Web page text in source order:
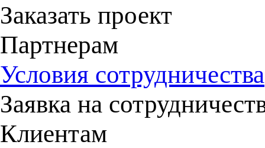
Заказать проект
Партнерам
Условия сотрудничества
Заявка на
Клиентам